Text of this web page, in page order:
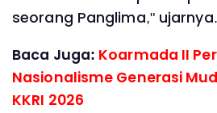
seorang Panglima," ujarnya.
Baca Juga: Koarmada II
Nasionalisme Generasi
KKRI 2026